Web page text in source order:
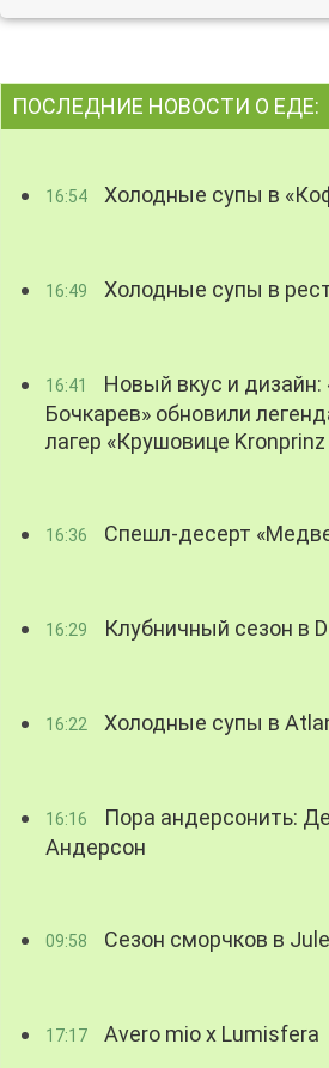
ПОСЛЕДНИЕ НОВОСТИ О ЕДЕ:
16:54 Холодные супы в
16:49 Холодные супы в
16:41
Новый вкус и дизайн:
Бочкарев» обновили
лагер «Крушовице Kronprinz
16:36 Спешл-десерт
16:29 Клубничный сезон в
16:22 Холодные супы в
16:16
Пора андерсонить:
Андерсон
09:58 Сезон сморчков в
17:17 Avero mio x Lumisfera